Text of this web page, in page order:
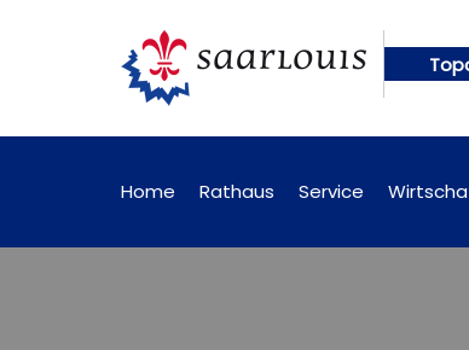
künftig online abrufbar Öffentliche
Home Rathaus Service